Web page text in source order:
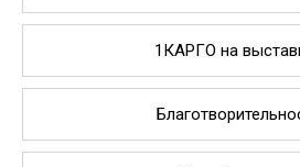
1КАРГО на